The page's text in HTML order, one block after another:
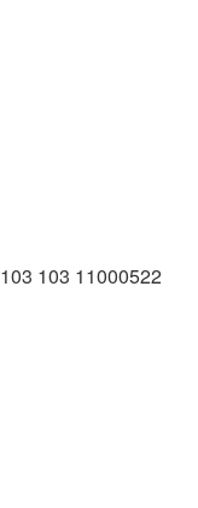
103 11000522